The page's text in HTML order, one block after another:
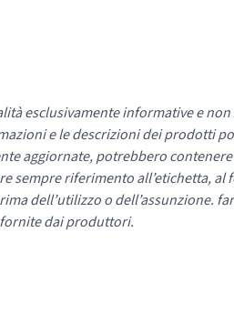
esclusivamente informative e
e le descrizioni dei prodotti
aggiornate, potrebbero
sempre riferimento all’etichetta,
dell’utilizzo o dell’assunzione.
dai produttori.